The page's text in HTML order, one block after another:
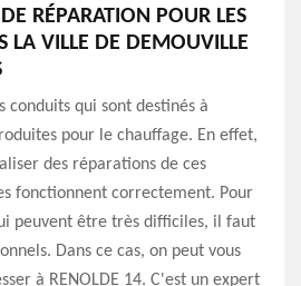
RÉPARATION POUR LES
LA VILLE DE DEMOUVILLE
conduits qui sont destinés à
pour le chauffage. En effet,
des réparations de ces
fonctionnent correctement. Pour
peuvent être très difficiles, il faut
Dans ce cas, on peut vous
à RENOLDE 14. C'est un expert